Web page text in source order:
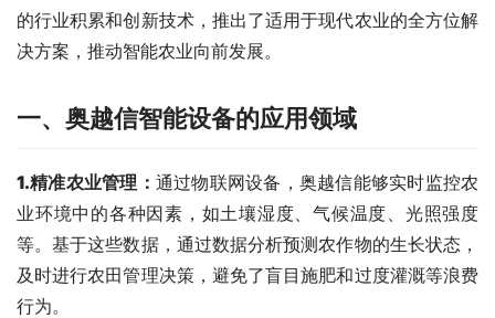
的行业积累和创新技术，推出了适用于现代农业的全方位解
决方案，推动智能农业向前发展。
一、 奥越信智能设备的应用领域
1.精准农业管理 ： 通过物联网设备，奥越信能够实时监控农
业环境中的各种因素，如土壤湿度、气候温度、光照强度
等。基于这些数据，通过数据分析预测农作物的生长状态，
及时进行农田管理决策，避免了盲目施肥和过度灌溉等浪费
行为。